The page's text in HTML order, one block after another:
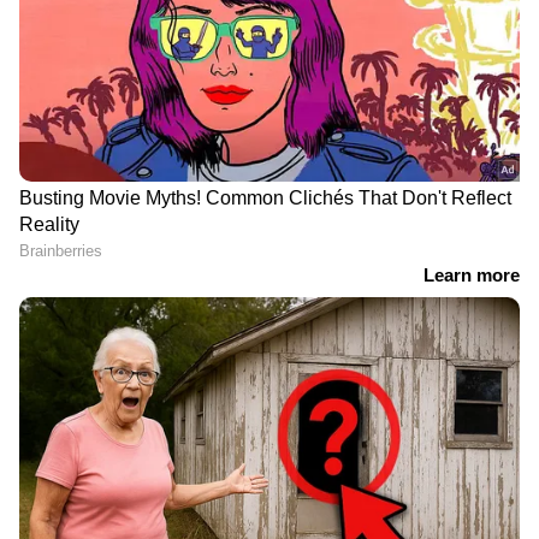
DOWNLOAD APP
സിനിമകളിൽ നിന്ന്Malayalam OTT Release
Bigg Boss Malayalam Season 7മുതൽ
Mollywood Celebrity news,Exclusive
Interview
Newsഒരൊറ്റ ക്ലിക്കിൽ. ഏറ്റവും പുതിയ
Movie Release,Malayalam Movie Review,
Box Office Collection— എല്ലാം ഇപ്പോൾ
നിങ്ങളുടെ മുന്നിൽ. എപ്പോഴും എവിടെയും
എന്റർടൈൻമെന്റിന്റെ താളത്തിൽ ചേരാൻ
ഏഷ്യാനെറ്റ് ന്യൂസ് മലയാളം വാർത്തകൾ